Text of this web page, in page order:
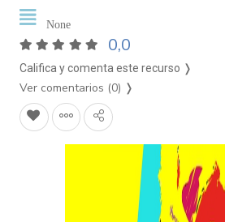
None
0,0
Califica y comenta este recurso ❭
Ver comentarios (0) ❭